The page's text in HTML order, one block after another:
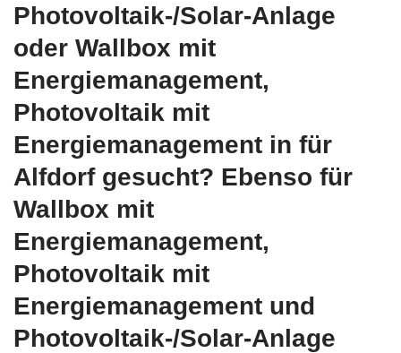
Photovoltaik-/Solar-Anlage
oder Wallbox mit
Energiemanagement,
Photovoltaik mit
Energiemanagement in für
Alfdorf gesucht? Ebenso für
Wallbox mit
Energiemanagement,
Photovoltaik mit
Energiemanagement und
Photovoltaik-/Solar-Anlage